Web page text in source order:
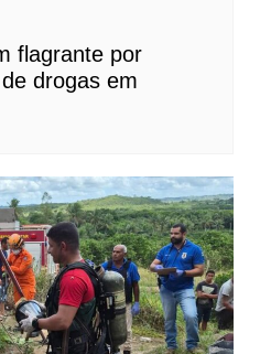
flagrante por
drogas em